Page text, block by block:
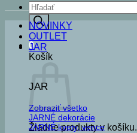
Products
search
0
Košík
Žiadne produkty v košíku.
NOVINKY
OUTLET
JAR
JAR
Zobraziť všetko
JARNÉ dekorácie
JARNÉ kvety, vence